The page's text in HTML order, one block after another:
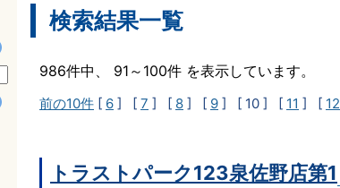
検索結果一覧
986件中、 91～100件 を表示しています。
前の10件 [ 6 ] [ 7 ] [ 8 ] [ 9 ] [ 10 ] [ 11 ] [ 12
トラストパーク123泉佐野店第1